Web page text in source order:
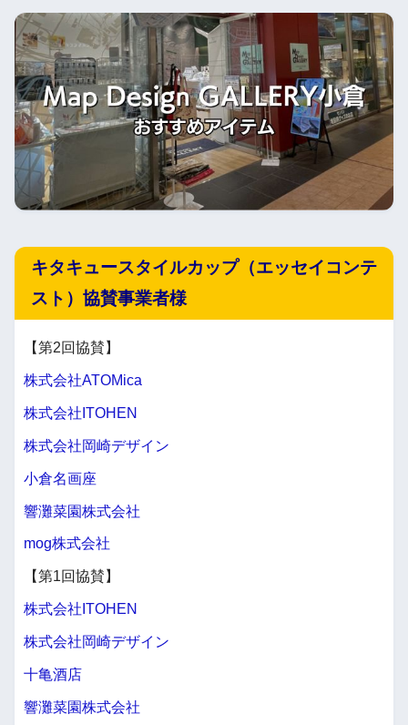
キタキュースタイルカップ（エッセイコンテ
スト）協賛事業者様
【第2回協賛】
株式会社ATOMica
株式会社ITOHEN
株式会社岡崎デザイン
小倉名画座
響灘菜園株式会社
mog株式会社
【第1回協賛】
株式会社ITOHEN
株式会社岡崎デザイン
十亀酒店
響灘菜園株式会社